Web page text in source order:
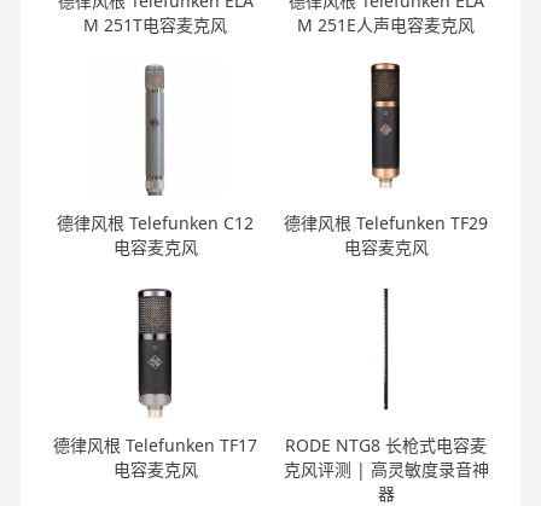
M 251T电容麦克风
M 251E人声电容麦克风
德律风根 Telefunken C12
电容麦克风
德律风根 Telefunken TF29
电容麦克风
德律风根 Telefunken TF17
电容麦克风
RODE NTG8 长枪式电容麦
克风评测 | 高灵敏度录音神
器